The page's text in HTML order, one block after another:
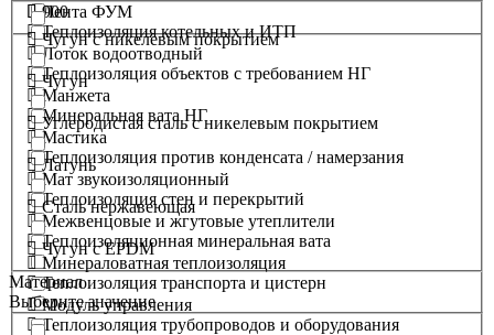
Теплоизоляция котельных и ИТП
Теплоизоляция объектов с требованием НГ
Минеральная вата НГ
Теплоизоляция против конденсата / намерзания
Теплоизоляция стен и перекрытий
Теплоизоляционная минеральная вата
Теплоизоляция транспорта и цистерн
Теплоизоляция трубопроводов и оборудования
Лента ФУМ
Лоток водоотводный
Манжета
Мастика
Мат звукоизоляционный
Межвенцовые и жгутовые утеплители
Минераловатная теплоизоляция
Модуль управления
900
Чугун с никелевым покрытием
Чугун
Углеродистая сталь с никелевым покрытием
Латунь
Сталь нержавеющая
Чугун с EPDM
Материал
Выберите значение